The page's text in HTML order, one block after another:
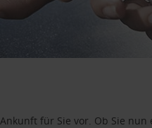
für Sie vor. Ob Sie